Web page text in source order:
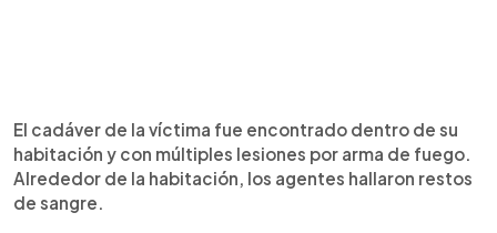
El cadáver de la víctima fue encontrado dentro de su
habitación y con múltiples lesiones por arma de fuego.
Alrededor de la habitación, los agentes hallaron restos
de sangre.